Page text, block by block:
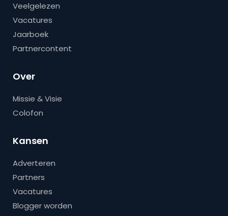
Veelgelezen
Vacatures
Jaarboek
Partnercontent
Over
Missie & Visie
Colofon
Kansen
Adverteren
Partners
Vacatures
Blogger worden